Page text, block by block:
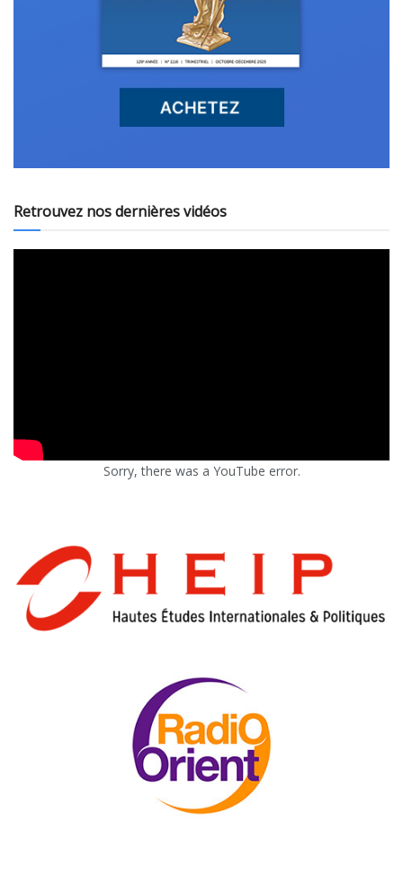
Retrouvez nos dernières vidéos
Sorry, there was a YouTube error.